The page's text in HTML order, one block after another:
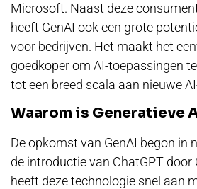
Microsoft. Naast deze
heeft GenAI ook een grote
voor bedrijven. Het maakt het
goedkoper om AI-toepassingen
tot een breed scala aan nieuwe
Waarom is Generatieve
De opkomst van GenAI begon in
de introductie van ChatGPT door
heeft deze technologie snel aan